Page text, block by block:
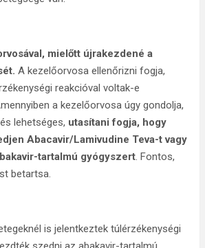
mielőtt újrakezdené a
A kezelőorvosa ellenőrizni fogja,
reakcióval voltak-e
a kezelőorvosa úgy gondolja,
lehetséges, utasítani fogja, hogy
Abacavir/Lamivudine Teva-t vagy
tartalmú gyógyszert. Fontos,
betartsa.
is jelentkeztek túlérzékenységi